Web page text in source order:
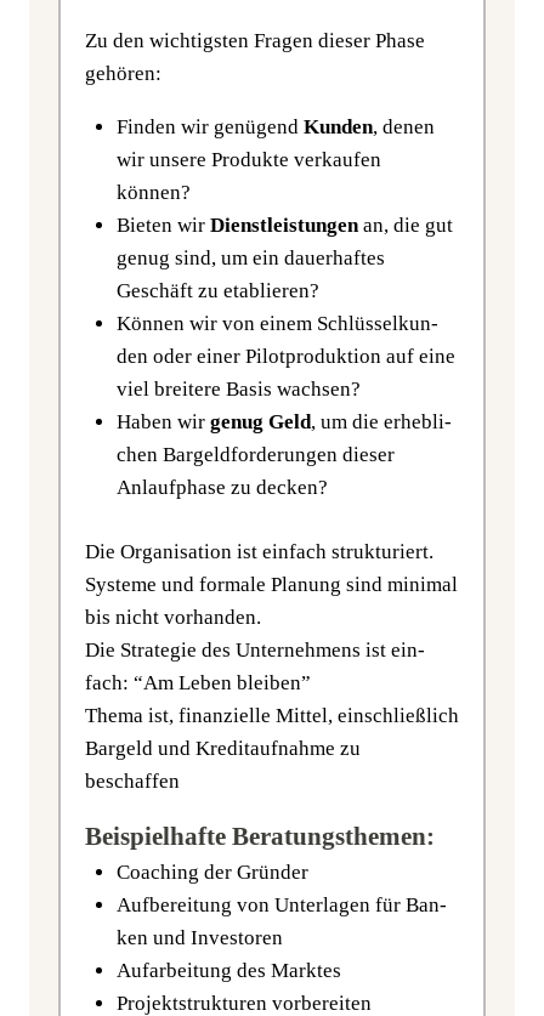
Zu den wich­tigs­ten Fra­gen die­ser Pha­se
gehören:
Fin­den wir genü­gend Kun­den, denen
wir unse­re Pro­duk­te ver­kau­fen
können?
Bie­ten wir Dienst­leis­tun­genan, die gut
genug sind, um ein dau­er­haf­tes
Geschäft zu etablieren?
Kön­nen wir von einem Schlüs­sel­kun­
den oder einer Pilot­pro­duk­ti­on auf eine
viel brei­te­re Basis wachsen?
Haben wirgenug Geld, um die erheb­li­
chen Bar­geld­for­de­run­gen die­ser
Anlauf­pha­se zu decken?
Die Orga­ni­sa­ti­on ist ein­fach struk­tu­riert.
Sys­te­me und for­ma­le Pla­nung sind mini­mal
bis nicht vor­han­den.
Die Stra­te­gie des Unter­neh­mens ist ein­
fach: “Am Leben blei­ben”
The­ma ist, finan­zi­el­le Mit­tel, ein­schließ­lich
Bar­geld und Kre­dit­auf­nah­me zu
beschaffen
Beispielhafte Beratungsthemen:
Coa­ching der Gründer
Auf­be­rei­tung von Unter­la­gen für Ban­
ken und Investoren
Auf­ar­bei­tung des Marktes
Pro­jekt­struk­tu­ren vorbereiten